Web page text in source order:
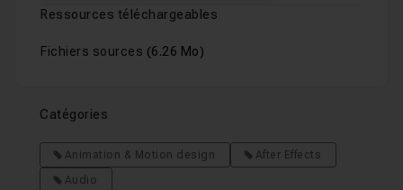
Ressources téléchargeables
Fichiers sources (6.26 Mo)
Catégories
Animation & Motion design
After Effects
Audio